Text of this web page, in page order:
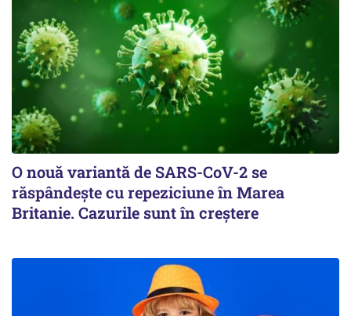
O nouă variantă de SARS-CoV-2 se
răspândește cu repeziciune în Marea
Britanie. Cazurile sunt în creștere